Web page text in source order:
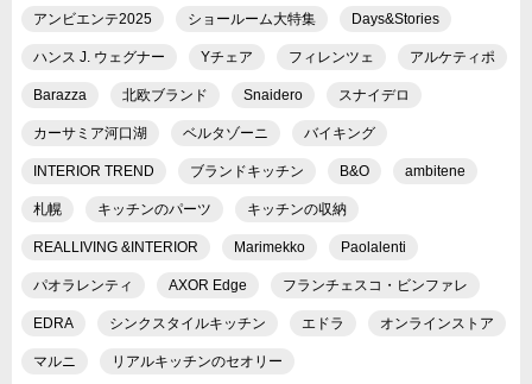
アンビエンテ2025 ショールーム大特集 Days&Stories
ハンス J. ウェグナー Yチェア フィレンツェ アルケティポ
Barazza 北欧ブランド Snaidero スナイデロ
カーサミア河口湖 ベルタゾーニ バイキング
INTERIOR TREND ブランドキッチン B&O ambitene
札幌 キッチンのパーツ キッチンの収納
REALLIVING &INTERIOR Marimekko Paolalenti
パオラレンティ AXOR Edge フランチェスコ・ビンファレ
EDRA シンクスタイルキッチン エドラ オンラインストア
マルニ リアルキッチンのセオリー